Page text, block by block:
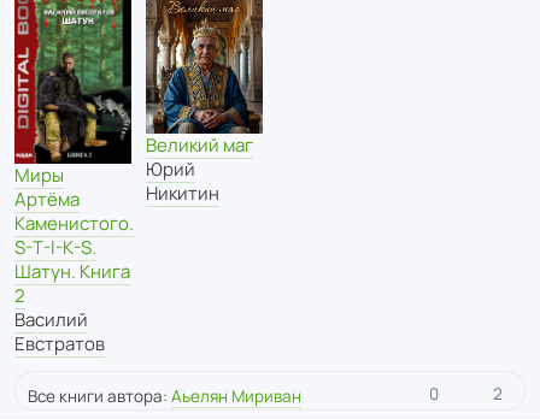
Миры
Артёма
Каменистого.
S-T-I-K-S.
Шатун. Книга
2
Василий
Евстратов
Великий маг
Юрий
Никитин
Все книги автора: Аьелян Мириван 0 2